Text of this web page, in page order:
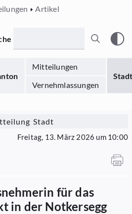
Artikel
Mitteilungen
Stadt
Vernehmlassungen
Stadt
Freitag, 13. März 2026 um 10:00
für das
in der Notkersegg